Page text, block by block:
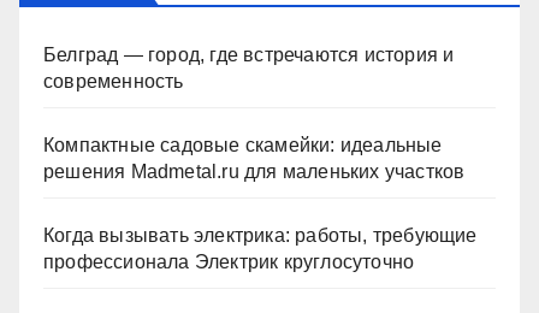
Белград — город, где встречаются история и
современность
Компактные садовые скамейки: идеальные
решения Madmetal.ru для маленьких участков
Когда вызывать электрика: работы, требующие
профессионала Электрик круглосуточно